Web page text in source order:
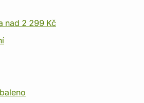
nad 2 299 Kč